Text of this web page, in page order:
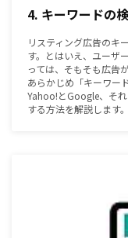
4. キーワードの
リスティング広告のキ
す。とはいえ、ユーザ
っては、そもそも広告
あらかじめ「キーワー
Yahoo!とGoogle、そ
する方法を解説します。